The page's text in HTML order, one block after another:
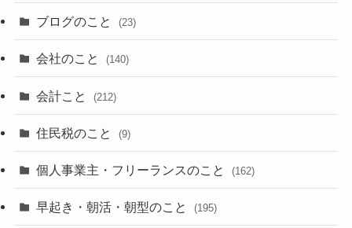
ブログのこと (23)
会社のこと (140)
会計こと (212)
住民税のこと (9)
個人事業主・フリーランスのこと (162)
早起き・朝活・朝型のこと (195)